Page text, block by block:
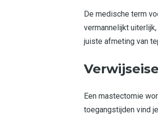
De medische term
vermannelijkt
juiste afmeting van
Een mastectomie
toegangstijden vind je